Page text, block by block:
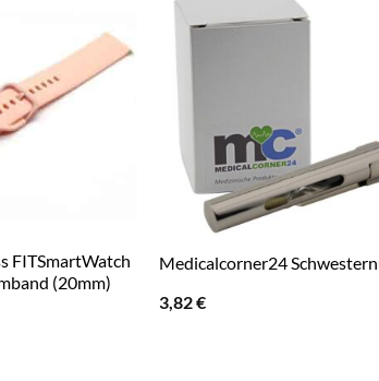
FITSmartWatch
(20mm)
Medicalcorner24
3,82€